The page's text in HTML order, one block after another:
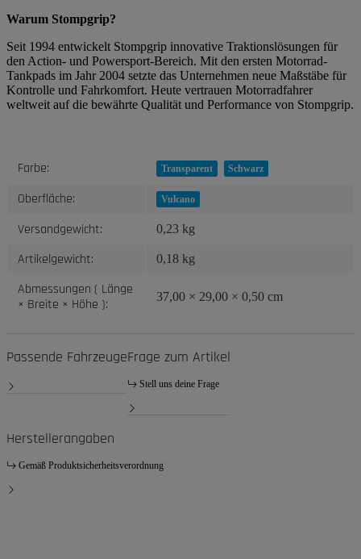
Warum Stompgrip?
Seit 1994 entwickelt Stompgrip innovative Traktionslösungen für
den Action- und Powersport-Bereich. Mit den ersten Motorrad-
Tankpads im Jahr 2004 setzte das Unternehmen neue Maßstäbe für
Kontrolle und Fahrkomfort. Heute vertrauen Motorradfahrer
weltweit auf die bewährte Qualität und Performance von Stompgrip.
Produkteigenschaft
Wert
Farbe: Transparent Schwarz
Oberfläche: Vulcano
Versandgewicht: 0,23 kg
Artikelgewicht: 0,18 kg
Abmessungen ( Länge
× Breite × Höhe ):
37,00 × 29,00 × 0,50 cm
Passende FahrzeugeFrage zum Artikel
Stell uns deine Frage
Herstellerangaben
Gemäß Produktsicherheitsverordnung